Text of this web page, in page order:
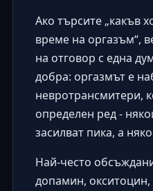
Ако търсите „какъв
време на оргазъм“,
на отговор с една
добра: оргазмът е
невротрансмитери,
определен ред -
засилват пика, а
Най-често
допамин,